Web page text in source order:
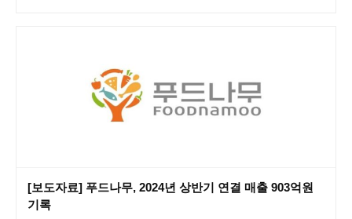
[보도자료] 푸드나무, 2024년 상반기 연결 매출 903억원
기록